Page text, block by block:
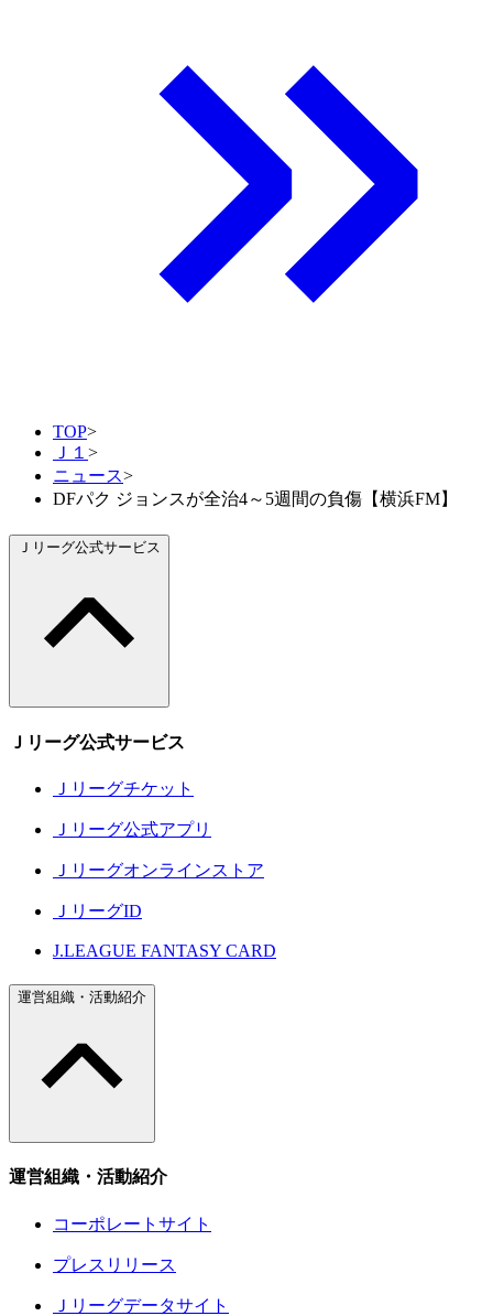
TOP>
Ｊ１ >
ニュース>
DFパク ジョンスが全治4～5週間の負傷【横浜FM】
Ｊリーグ公式サービス
Ｊリーグ公式サービス
Ｊリーグチケット
Ｊリーグ公式アプリ
Ｊリーグオンラインストア
ＪリーグID
J.LEAGUE FANTASY CARD
運営組織・活動紹介
運営組織・活動紹介
コーポレートサイト
プレスリリース
Ｊリーグデータサイト